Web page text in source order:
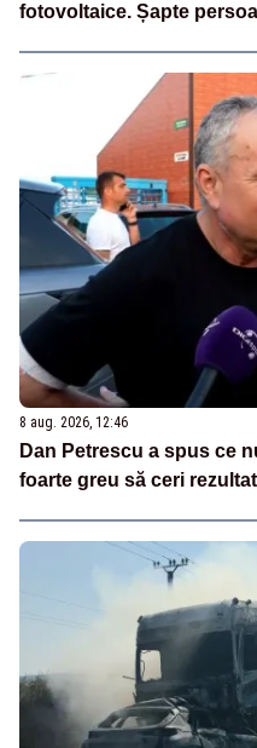
fotovoltaice. Șapte
8 aug. 2026, 12:46
Dan Petrescu a spus ce
foarte greu să ceri